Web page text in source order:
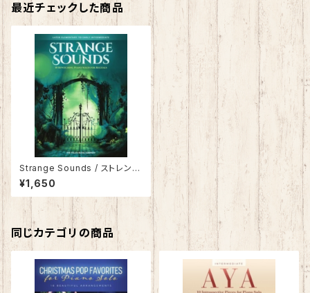
最近チェックした商品
Strange Sounds / ストレンジ
サウンズ
¥1,650
同じカテゴリの商品